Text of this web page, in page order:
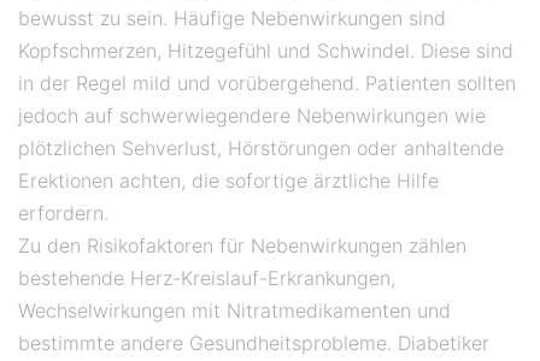
bewusst zu sein. Häufige Nebenwirkungen sind
Kopfschmerzen, Hitzegefühl und Schwindel. Diese sind
in der Regel mild und vorübergehend. Patienten sollten
jedoch auf schwerwiegendere Nebenwirkungen wie
plötzlichen Sehverlust, Hörstörungen oder anhaltende
Erektionen achten, die sofortige ärztliche Hilfe
erfordern.
Zu den Risikofaktoren für Nebenwirkungen zählen
bestehende Herz-Kreislauf-Erkrankungen,
Wechselwirkungen mit Nitratmedikamenten und
bestimmte andere Gesundheitsprobleme. Diabetiker